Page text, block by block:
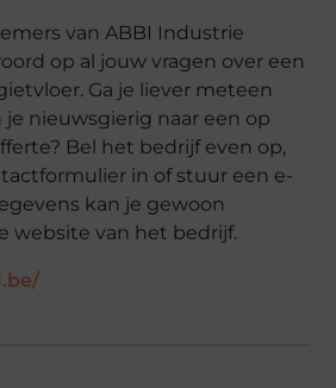
van ABBI Industrie
op al jouw vragen over een
Ga je liever meteen
je nieuwsgierig naar een op
Bel het bedrijf even op,
in of stuur een e-
kan je gewoon
website van het bedrijf.